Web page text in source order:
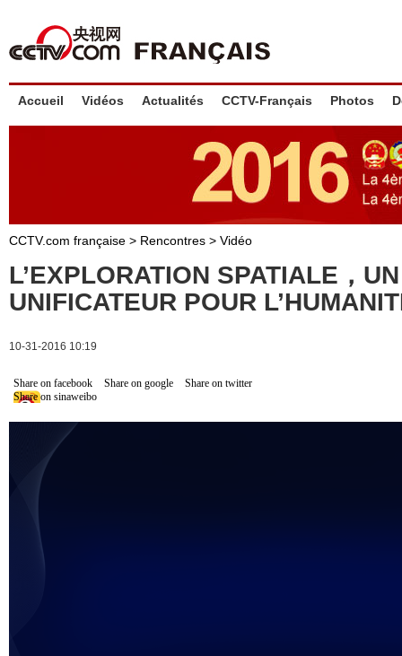
Accueil Vidéos Actualités CCTV-Français Photos
CCTV.com française > Rencontres > Vidéo
L’EXPLORATION SPATIALE，
UNIFICATEUR POUR
10-31-2016 10:19
Share on facebook Share on google
Share on twitter
Share on sinaweibo